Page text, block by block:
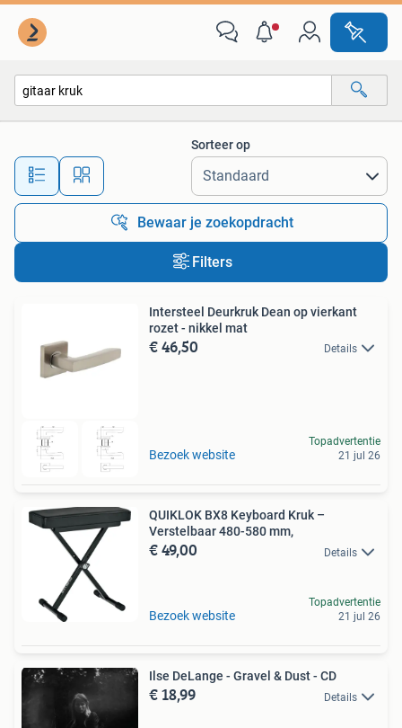
Alle afstanden…
Sorteer op
Bewaar je zoekopdracht
Filters
Intersteel Deurkruk Dean op vierkant
rozet - nikkel mat
€ 46,50 Details
Bezoek website
Topadvertentie
21 jul 26
QUIKLOK BX8 Keyboard Kruk –
Verstelbaar 480-580 mm,
€ 49,00 Details
Bezoek website
Topadvertentie
21 jul 26
Ilse DeLange - Gravel & Dust - CD
€ 18,99 Details